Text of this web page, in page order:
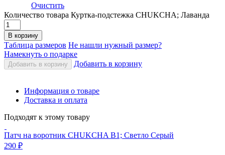
Очистить
Количество товара Куртка-подстежка CHUKCHA; Лаванда
В корзину
Таблица размеров Не нашли нужный размер?
Намекнуть о подарке
Добавить в корзину Добавить в корзину
Информация о товаре
Доставка и оплата
Подходят к этому товару
Патч на воротник CHUKCHA В1; Светло Серый
290 ₽